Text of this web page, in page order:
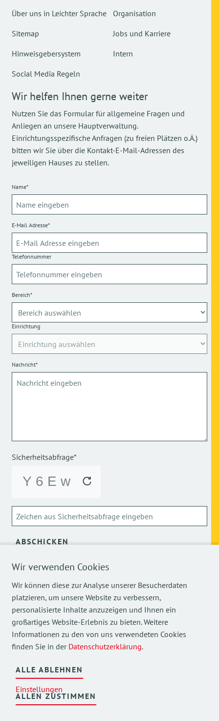
Wir verwenden Cookies
Wir können diese zur Analyse unserer Besucherdaten
platzieren, um unsere Website zu verbessern,
personalisierte Inhalte anzuzeigen und Ihnen ein
großartiges Website-Erlebnis zu bieten. Weitere
Informationen zu den von uns verwendeten Cookies
finden Sie in der Datenschutzerklärung.
ALLE ABLEHNEN
Einstellungen
ALLEN ZUSTIMMEN
Über uns in Leichter Sprache
Sitemap
Hinweisgebersystem
Social Media Regeln
Organisation
Jobs und Karriere
Intern
Wir helfen Ihnen gerne weiter
Nutzen Sie das Formular für allgemeine Fragen und
Anliegen an unsere Hauptverwaltung.
Einrichtungsspezifische Anfragen (zu freien Plätzen o.Ä.)
bitten wir Sie über die Kontakt-E-Mail-Adressen des
jeweiligen Hauses zu stellen.
Name*
E-Mail Adresse*
Telefonnummer
Bereich*
Einrichtung
Nachricht*
Sicherheitsabfrage*
ABSCHICKEN
Über die Verarbeitung meiner personenbezogenen Daten
Mehr Einblicke in unsere Arbeit finden Sie auch auf
unseren Social Media Kanälen.